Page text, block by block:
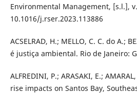
Environmental Management, [s.l.],
10.1016/j.rser.2023.113886
ACSELRAD, H.; MELLO, C. C. do A.;
é justiça ambiental. Rio de Janeiro:
ALFREDINI, P.; ARASAKI, E.;
rise impacts on Santos Bay,